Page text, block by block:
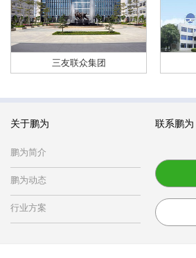
三友联众集团
关于鹏为
鹏为简介
鹏为动态
行业方案
联系鹏为